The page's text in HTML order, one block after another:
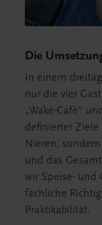
Die
In einem
nur die vier
„Wake-Café“
definierter Ziele
Nieren,
und das
wir Speise- und
fachliche
Praktikabilität.